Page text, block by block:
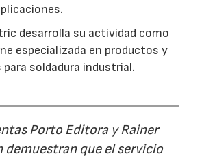
desarrolla su actividad como
especializada en productos y
soldadura industrial.
Porto Editora y Rainer
demuestran que el servicio